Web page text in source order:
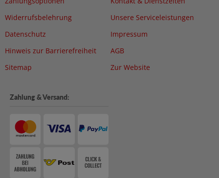
Widerrufsbelehrung
Datenschutz
Hinweis zur Barrierefreiheit
Sitemap
Unsere Serviceleistungen
Impressum
AGB
Zur Website
Zahlung & Versand: